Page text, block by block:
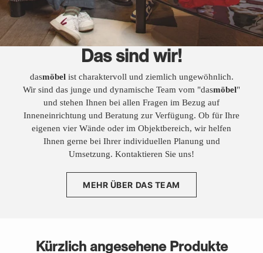
Das sind wir!
dasmöbelist charaktervoll und ziemlich ungewöhnlich.
Wir sind das junge und dynamische Team vom "dasmöbel"
und stehen Ihnen bei allen Fragen im Bezug auf
Inneneinrichtung und Beratung zur Verfügung. Ob für Ihre
eigenen vier Wände oder im Objektbereich, wir helfen
Ihnen gerne bei Ihrer individuellen Planung und
Umsetzung. Kontaktieren Sie uns!
MEHR ÜBER DAS TEAM
Kürzlich angesehene Produkte